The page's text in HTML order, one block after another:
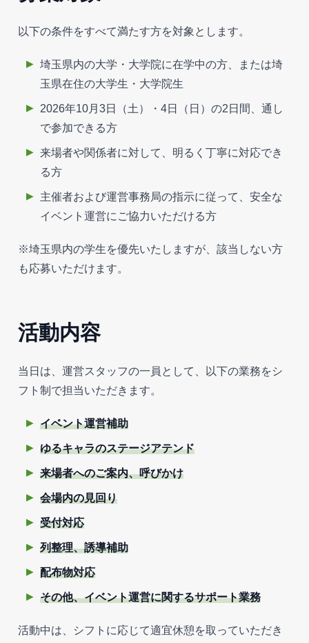
以下の条件をすべて満たす方を対象とします。
埼玉県内の大学・大学院に在学中の方、または埼
玉県在住の大学生・大学院生
2026年10月3日（土）・4日（日）の2日間、通し
で参加できる方
来場者や関係者に対して、明るく丁寧に対応でき
る方
主催者および運営事務局の指示に従って、安全な
イベント運営にご協力いただける方
※埼玉県内の学生を優先いたしますが、該当しない方
も応募いただけます。
活動内容
当日は、運営スタッフの一員として、以下の業務をシ
フト制で担当いただきます。
イベント運営補助
ゆるキャラのステージアテンド
来場者へのご案内、呼びかけ
会場内の見回り
受付対応
列整理、誘導補助
配布物対応
その他、イベント運営に関するサポート業務
活動中は、シフトに応じて適宜休憩を取っていただき